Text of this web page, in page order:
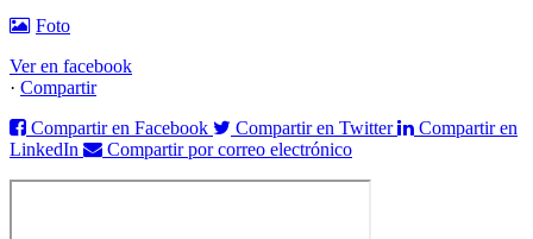
Foto
Ver en facebook
· Compartir
Compartir en Facebook
Compartir en Twitter
Compartir en
LinkedIn
Compartir por correo electrónico